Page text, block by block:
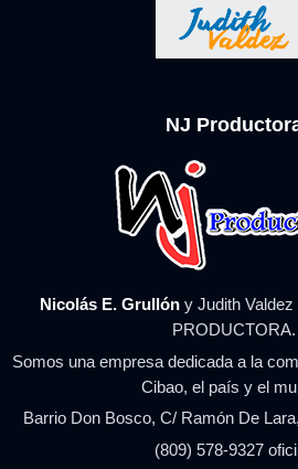
NJ
Nicolás E. Grullón y Judith
PRODUCTORA.
Somos una empresa dedicada a la
Cibao, el país y el
Barrio Don Bosco, C/ Ramón De
(809) 578-9327